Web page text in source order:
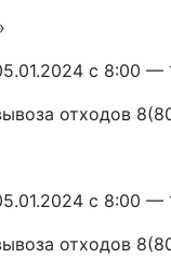
с 8:00 —
отходов
с 8:00
отходов